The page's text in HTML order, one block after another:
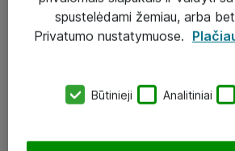
Atea ekspertų patarimai verslui
eShop@atea.lt
spustelėdami žemiau, arba
Privatumo nustatymuose.
Būtinieji Analitiniai